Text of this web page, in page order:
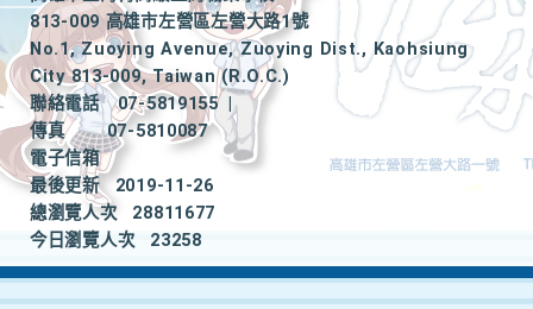
813-009 高雄市左營區左營大路1號
No.1, Zuoying Avenue, Zuoying Dist., Kaohsiung
City 813-009, Taiwan (R.O.C.)
聯絡電話
07-5819155
|
傳真
07-5810087
電子信箱
最後更新
2019-11-26
總瀏覽人次
28811677
今日瀏覽人次
23258